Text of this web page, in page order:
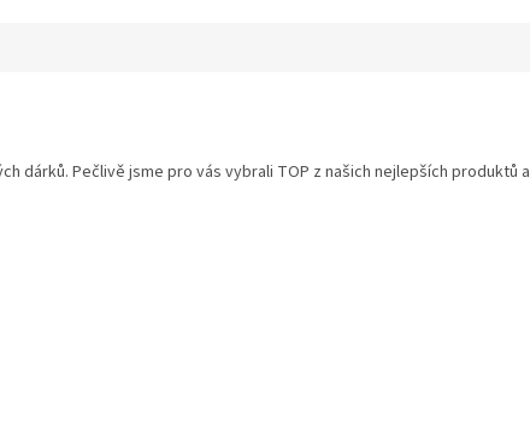
dárků. Pečlivě jsme pro vás vybrali TOP z našich nejlepších produktů a